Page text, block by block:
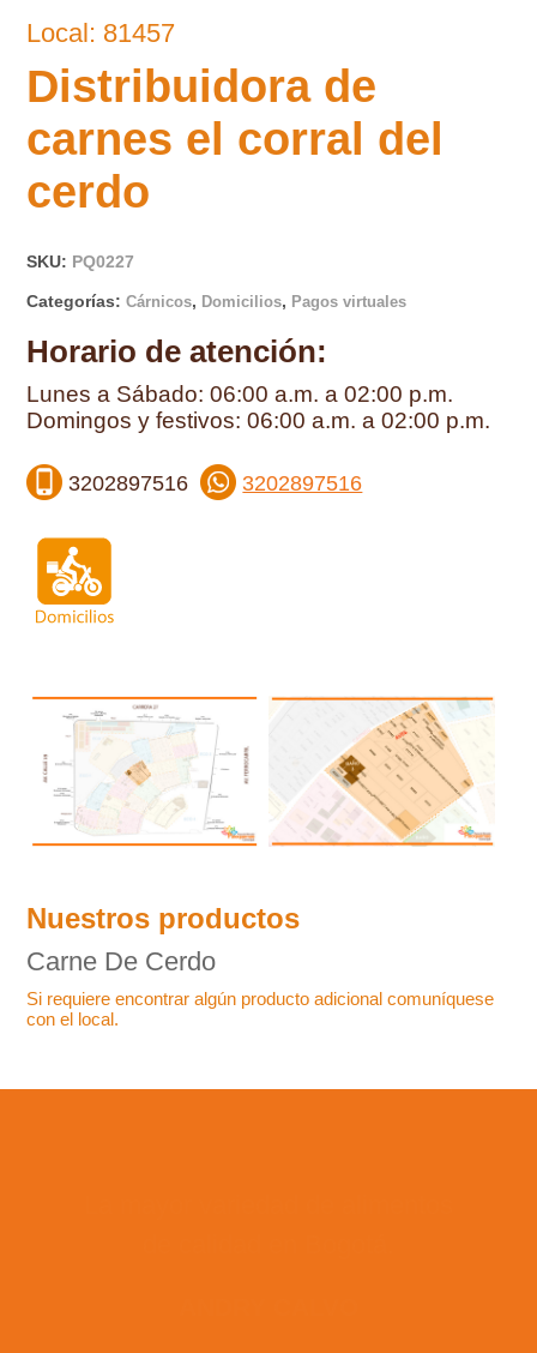
Local: 81457
Distribuidora de
carnes el corral del
cerdo
SKU: PQ0227
Categorías:Cárnicos, Domicilios, Pagos virtuales
Horario de atención:
Lunes a Sábado: 06:00 a.m. a 02:00 p.m.
Domingos y festivos: 06:00 a.m. a 02:00 p.m.
3202897516 3202897516
Nuestros productos
Carne De Cerdo
Si requiere encontrar algún producto adicional comuníquese
con el local.